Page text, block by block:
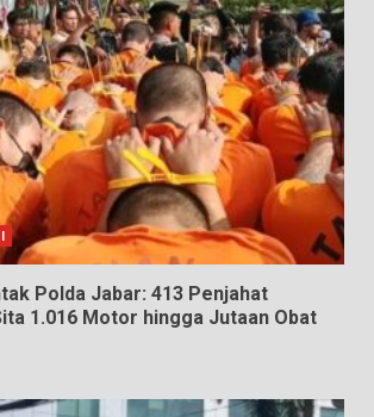
Polda Jabar: 413 Penjahat
1.016 Motor hingga Jutaan Obat